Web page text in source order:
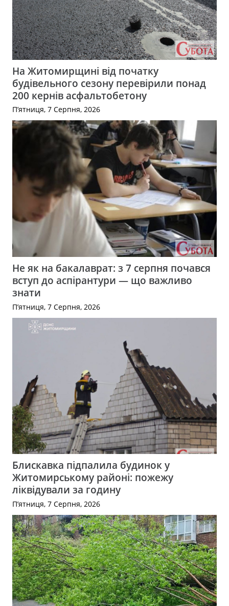
На Житомирщині від початку
будівельного сезону перевірили понад
200 кернів асфальтобетону
П’ятниця, 7 Серпня, 2026
Не як на бакалаврат: з 7 серпня почався
вступ до аспірантури — що важливо
знати
П’ятниця, 7 Серпня, 2026
Блискавка підпалила будинок у
Житомирському районі: пожежу
ліквідували за годину
П’ятниця, 7 Серпня, 2026